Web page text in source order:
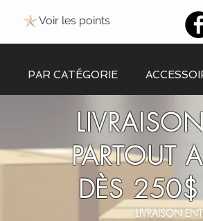
Voir les points
PAR CATÉGORIE
PARTOUT
DÈS
LIVRAISON